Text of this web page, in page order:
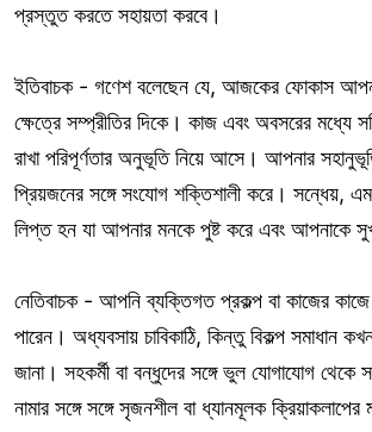
প্রস্তুত করতে সহায়তা করবে।
ইতিবাচক - গণেশ বলেছেন যে, আজকের ফোকাস
ক্ষেত্রে সম্প্রীতির দিকে। কাজ এবং অবসরের মধ্যে
রাখা পরিপূর্ণতার অনুভূতি নিয়ে আসে। আপনার
প্রিয়জনের সঙ্গে সংযোগ শক্তিশালী করে। সন্ধেয়,
লিপ্ত হন যা আপনার মনকে পুষ্ট করে এবং আপনাকে
নেতিবাচক - আপনি ব্যক্তিগত প্রকল্প বা কাজের কাজে
পারেন। অধ্যবসায় চাবিকাঠি, কিন্তু বিকল্প সমাধান
জানা। সহকর্মী বা বন্ধুদের সঙ্গে ভুল যোগাযোগ থেকে
নামার সঙ্গে সঙ্গে সৃজনশীল বা ধ্যানমূলক